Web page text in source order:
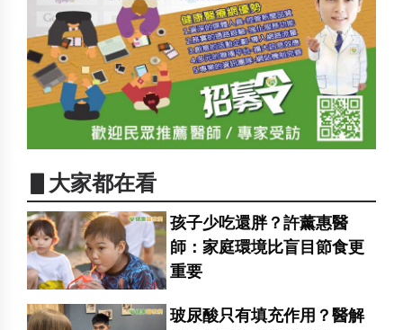
▋大家都在看
孩子少吃還胖？許薰惠醫
師：家庭環境比盲目節食更
重要
玻尿酸只有填充作用？醫解